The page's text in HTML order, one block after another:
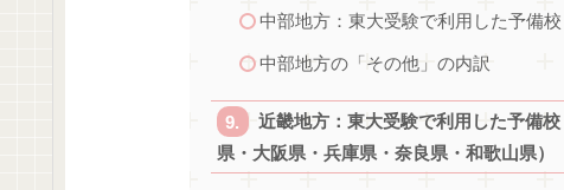
中部地方：東大受験で利用した予備
中部地方の「その他」の内訳
近畿地方：東大受験で利用した予備
県・大阪県・兵庫県・奈良県・和歌山県）